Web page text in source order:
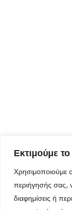
Εκτιμούμε
Χρησιμοποιούμε
περιήγησής σας,
διαφημίσεις ή